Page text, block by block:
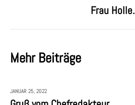
Frau Holle.
Mehr Beiträge
JANUAR 25, 2022